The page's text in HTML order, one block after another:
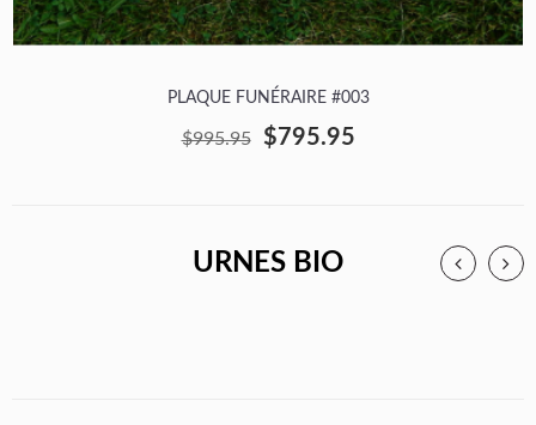
PLAQUE FUNÉRAIRE #003
$995.95 $795.95
URNES BIO